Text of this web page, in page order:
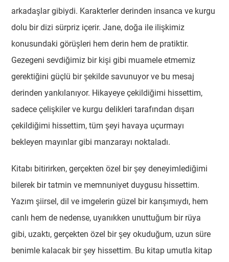
arkadaşlar gibiydi. Karakterler derinden insanca ve kurgu
dolu bir dizi sürpriz içerir. Jane, doğa ile ilişkimiz
konusundaki görüşleri hem derin hem de pratiktir.
Gezegeni sevdiğimiz bir kişi gibi muamele etmemiz
gerektiğini güçlü bir şekilde savunuyor ve bu mesaj
derinden yankılanıyor. Hikayeye çekildiğimi hissettim,
sadece çelişkiler ve kurgu delikleri tarafından dışarı
çekildiğimi hissettim, tüm şeyi havaya uçurmayı
bekleyen mayınlar gibi manzarayı noktaladı.
Kitabı bitirirken, gerçekten özel bir şey deneyimlediğimi
bilerek bir tatmin ve memnuniyet duygusu hissettim.
Yazım şiirsel, dil ve imgelerin güzel bir karışımıydı, hem
canlı hem de nedense, uyanıkken unuttuğum bir rüya
gibi, uzaktı, gerçekten özel bir şey okuduğum, uzun süre
benimle kalacak bir şey hissettim. Bu kitap umutla kitap